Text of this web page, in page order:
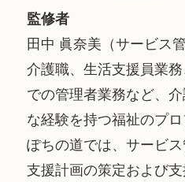
監修者
田中 眞奈美（サービス
介護職、生活支援員業
での管理者業務など、
な経験を持つ福祉のプ
ぽちの道では、サービ
支援計画の策定および